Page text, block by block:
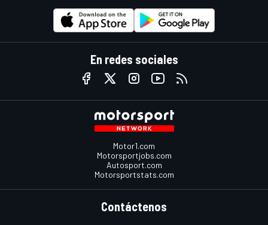
En redes sociales
Motor1.com
Motorsportjobs.com
Autosport.com
Motorsportstats.com
Contáctenos